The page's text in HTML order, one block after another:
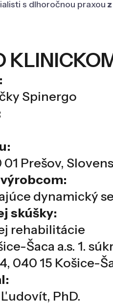
s dlhoročnou praxou
Spinergo
01 Prešov,
dynamický
skúšky:
rehabilitácie
Šaca a.s. 1.
040 15 Košice-
PhD.